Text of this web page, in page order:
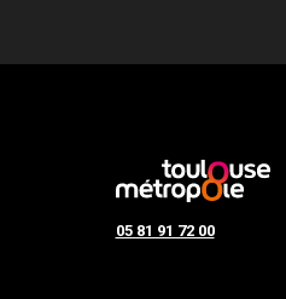
05 81 91 72 00